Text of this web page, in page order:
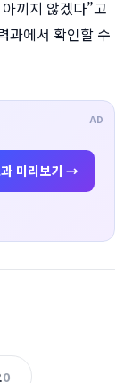
끼지 않겠다”고
과에서 확인할 수
AD
미리보기 →
0